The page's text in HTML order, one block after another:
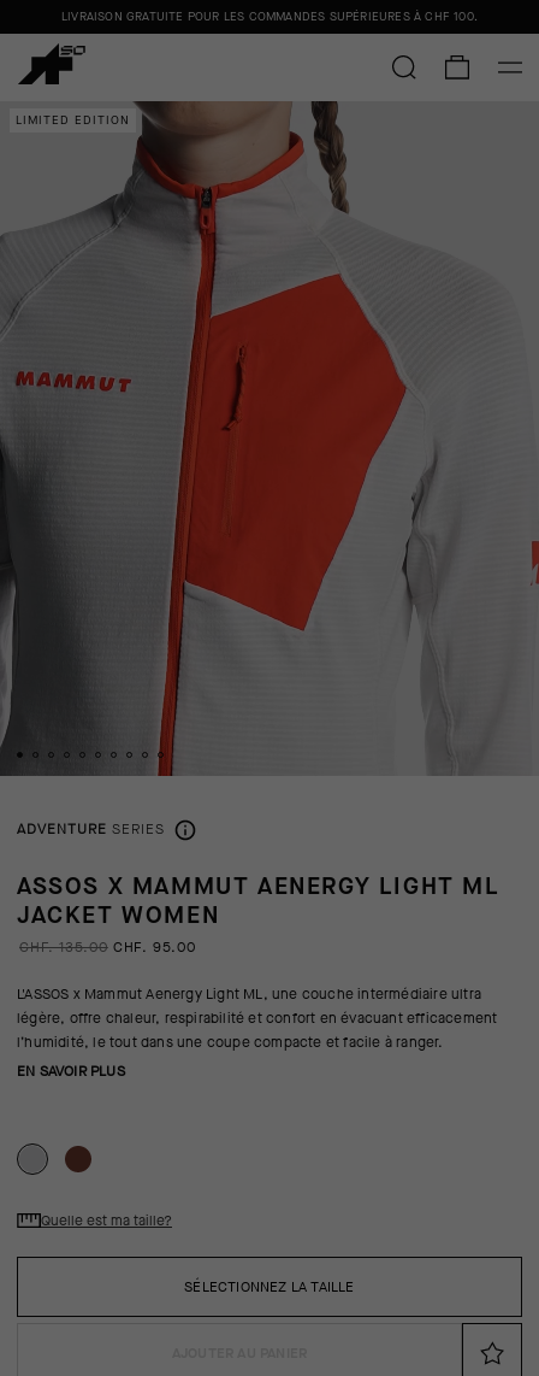
LIVRAISON GRATUITE POUR LES COMMANDES SUPÉRIEURES À CHF 100.
LIMITED EDITION
ADVENTURE SERIES
ASSOS X MAMMUT AENERGY LIGHT ML
JACKET WOMEN
CHF. 135.00 CHF. 95.00
L'ASSOS x Mammut Aenergy Light ML, une couche intermédiaire ultra
légère, offre chaleur, respirabilité et confort en évacuant efficacement
l’humidité, le tout dans une coupe compacte et facile à ranger.
EN SAVOIR PLUS
SÉLECTIONNEZ LA TAILLE
Quelle est ma taille?